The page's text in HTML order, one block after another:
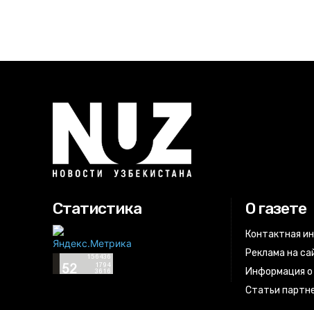
Статистика О газете
Контактная
Реклама на
Информация о
Статьи